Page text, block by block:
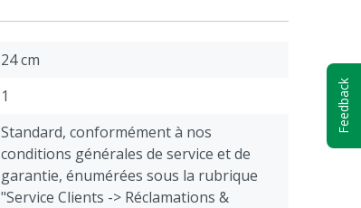
24 cm
1
Standard, conformément à nos
conditions générales de service et de
garantie, énumérées sous la rubrique
"Service Clients -> Réclamations &
Feedback